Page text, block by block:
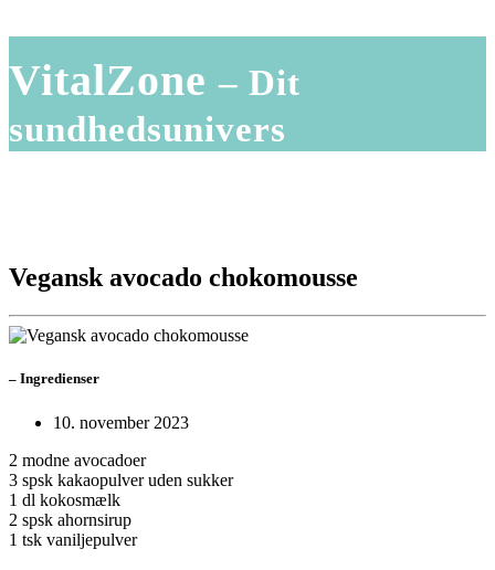
VitalZone– Dit
sundhedsunivers
Vegansk avocado chokomousse
– Ingredienser
10. november 2023
2 modne avocadoer
3 spsk kakaopulver uden sukker
1 dl kokosmælk
2 spsk ahornsirup
1 tsk vaniljepulver